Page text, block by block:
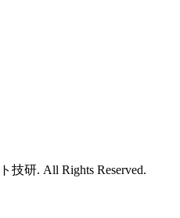
技研. All Rights Reserved.